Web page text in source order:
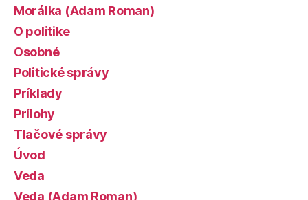
Morálka (Adam Roman)
O politike
Osobné
Politické správy
Príklady
Prílohy
Tlačové správy
Úvod
Veda
Veda (Adam Roman)